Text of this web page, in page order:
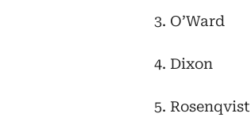
3. O’Ward
4. Dixon
5. Rosenqvist